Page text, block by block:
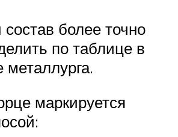
более точно
по таблице в
металлурга.
маркируется